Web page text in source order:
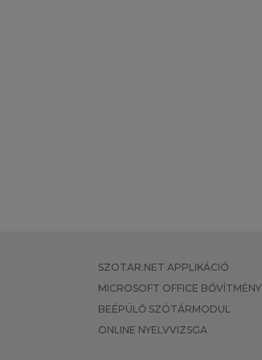
SZOTAR.NET APPLIKÁCIÓ
MICROSOFT OFFICE BŐVÍTMÉNY
BEÉPÜLŐ SZÓTÁRMODUL
ONLINE NYELVVIZSGA